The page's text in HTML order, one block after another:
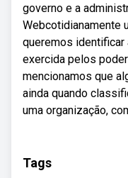
governo e a
Webcotidianamente
queremos identificar
exercida pelos
mencionamos que
ainda quando
uma organização,
Tags